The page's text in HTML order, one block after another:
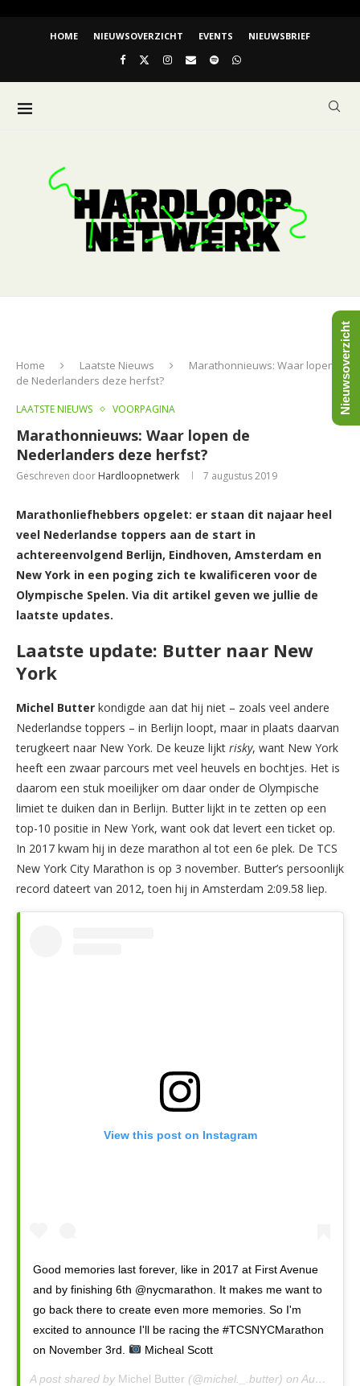
HOME NIEUWSOVERZICHT EVENTS NIEUWSBRIEF
Home Laatste Nieuws
Marathonnieuws: Waar lopen
de Nederlanders deze herfst?
LAATSTE NIEUWS VOORPAGINA
Marathonnieuws: Waar lopen de
Nederlanders deze herfst?
Geschreven door Hardloopnetwerk 7 augustus 2019
Marathonliefhebbers opgelet: er staan dit najaar heel
veel Nederlandse toppers aan de start in
achtereenvolgend Berlijn, Eindhoven, Amsterdam en
New York in een poging zich te kwalificeren voor de
Olympische Spelen. Via dit artikel geven we jullie de
laatste updates.
Laatste update: Butter naar New
York
Michel Butter kondigde aan dat hij niet – zoals veel andere
Nederlandse toppers – in Berlijn loopt, maar in plaats daarvan
terugkeert naar New York. De keuze lijkt risky, want New York
heeft een zwaar parcours met veel heuvels en bochtjes. Het is
daarom een stuk moeilijker om daar onder de Olympische
limiet te duiken dan in Berlijn. Butter lijkt in te zetten op een
top-10 positie in New York, want ook dat levert een ticket op.
In 2017 kwam hij in deze marathon al tot een 6e plek. De TCS
New York City Marathon is op 3 november. Butter’s persoonlijk
record dateert van 2012, toen hij in Amsterdam 2:09.58 liep.
View this post on Instagram
Good memories last forever, like in 2017 at First Avenue
and by finishing 6th @nycmarathon. It makes me want to
go back there to create even more memories. So I'm
excited to announce I'll be racing the #TCSNYCMarathon
on November 3rd.
Micheal Scott
A post shared by Michel Butter (@michel._.butter) on Aug 6, 2019 at 8:08am PDT
Nieuwsoverzicht